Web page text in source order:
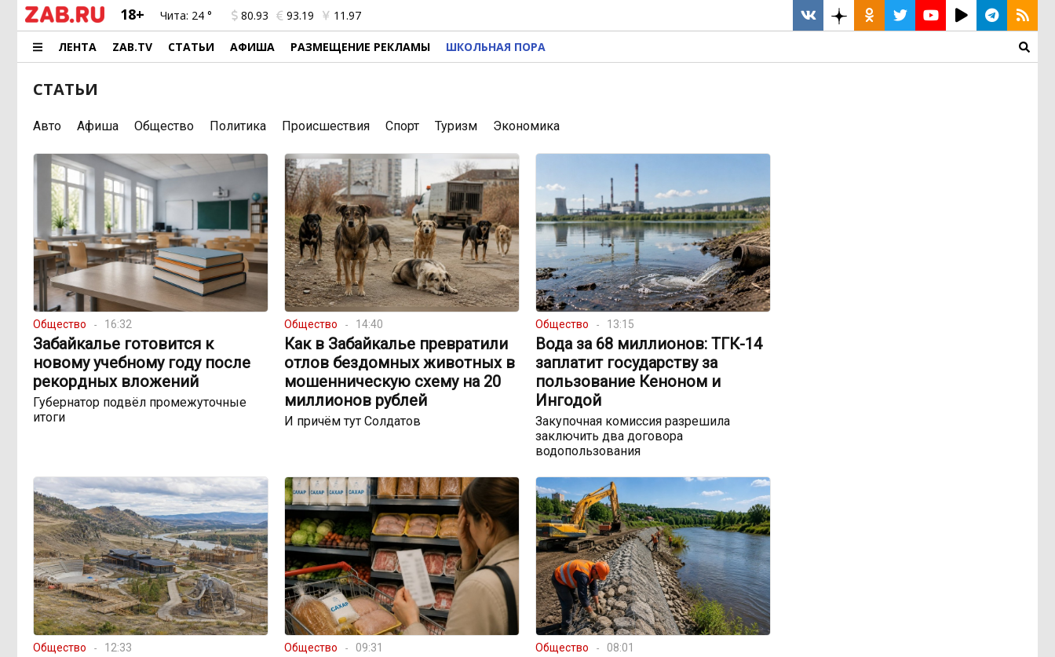
18+ Чита: 24 ° 80.93 93.19 11.97
ЛЕНТА ZAB.TV СТАТЬИ АФИША РАЗМЕЩЕНИЕ РЕКЛАМЫ ШКОЛЬНАЯ ПОРА
СТАТЬИ
Авто Афиша Общество Политика Происшествия Спорт Туризм Экономика
Общество 16:32
Забайкалье готовится к
новому учебному году после
рекордных вложений
Губернатор подвёл промежуточные
итоги
Общество 14:40
Как в Забайкалье превратили
отлов бездомных животных в
мошенническую схему на 20
миллионов рублей
И причём тут Солдатов
Общество 13:15
Вода за 68 миллионов: ТГК-14
заплатит государству за
пользование Кеноном и
Ингодой
Закупочная комиссия разрешила
заключить два договора
водопользования
Общество 12:33 Общество 09:31 Общество 08:01